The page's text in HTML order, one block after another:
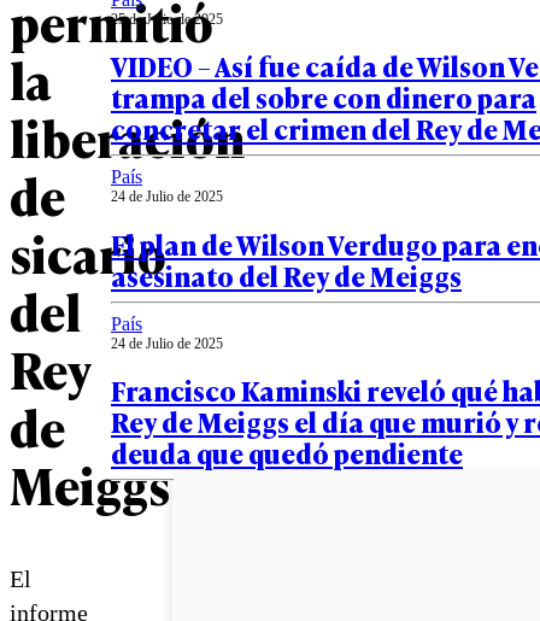
permitió
la
liberación
de
sicario
del
Rey
de
Meiggs
El
informe
25 de Julio de 2025
VIDEO – Así fue caída de Wilson
trampa del sobre con dinero para
concretar el crimen del Rey de
País
24 de Julio de 2025
El plan de Wilson Verdugo para
asesinato del Rey de Meiggs
País
24 de Julio de 2025
Francisco Kaminski reveló qué
Rey de Meiggs el día que murió y
deuda que quedó pendiente